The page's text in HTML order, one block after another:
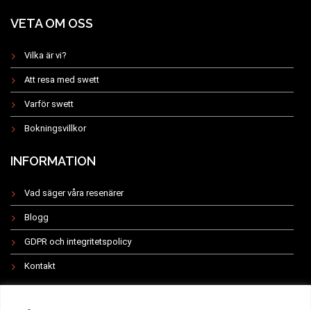
VETA OM OSS
Vilka är vi?
Att resa med swett
Varför swett
Bokningsvillkor
INFORMATION
Vad säger våra resenärer
Blogg
GDPR och integritetspolicy
Kontakt